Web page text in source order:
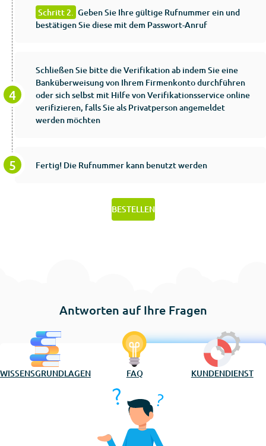
Schritt 2. Geben Sie Ihre gültige Rufnummer ein und
bestätigen Sie diese mit dem Passwort-Anruf
Schließen Sie bitte die Verifikation ab indem Sie eine
Banküberweisung von Ihrem Firmenkonto durchführen
oder sich selbst mit Hilfe von Verifikationsservice online
verifizieren, falls Sie als Privatperson angemeldet
werden möchten
Fertig! Die Rufnummer kann benutzt werden
BESTELLEN
Antworten auf Ihre Fragen
WISSENSGRUNDLAGEN FAQ KUNDENDIENST